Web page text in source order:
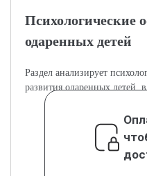
Психологические
одаренных детей
Раздел анализирует
развития одаренных детей,